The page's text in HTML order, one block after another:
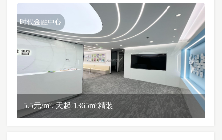
时代金融中心
5.5元/m². 天起 1365m²精装